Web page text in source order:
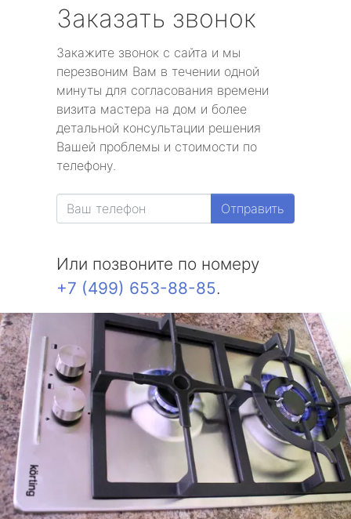
Заказать звонок
Закажите звонок с сайта и мы
перезвоним Вам в течении одной
минуты для согласования времени
визита мастера на дом и более
детальной консультации решения
Вашей проблемы и стоимости по
телефону.
Отправить
Или позвоните по номеру
+7 (499) 653-88-85.